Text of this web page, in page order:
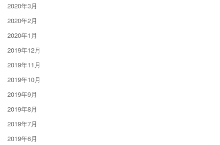
2020年3月
2020年2月
2020年1月
2019年12月
2019年11月
2019年10月
2019年9月
2019年8月
2019年7月
2019年6月